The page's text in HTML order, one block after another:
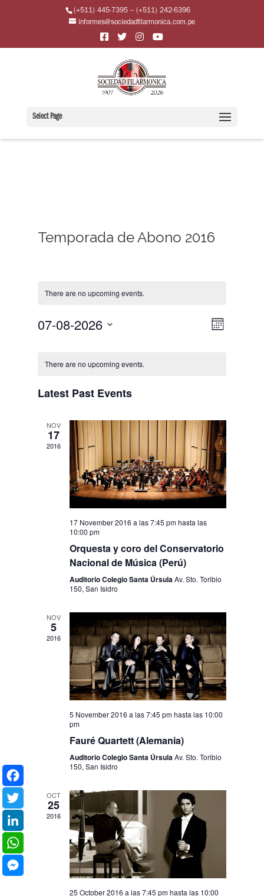
(+511) 445-7395 – (+511) 242-6396
informes@sociedadfilarmonica.com.pe
Select Page
Temporada de Abono 2016
There are no upcoming events.
Views
Event
Month
07-08-2026
Events
There are no upcoming events.
Latest Past Events
NOV
17
2016
17 November 2016 a las 7:45 pmhasta las
10:00 pm
Orquesta y coro del Conservatorio
Nacional de Música (Perú)
Auditorio Colegio Santa ÚrsulaAv. Sto. Toribio
150, San Isidro
NOV
5
2016
5 November 2016 a las 7:45 pmhasta las 10:00
pm
Fauré Quartett (Alemania)
Auditorio Colegio Santa ÚrsulaAv. Sto. Toribio
150, San Isidro
OCT
25
2016
25 October 2016 a las 7:45 pmhasta las 10:00
Facebook
Twitter
LinkedIn
WhatsApp